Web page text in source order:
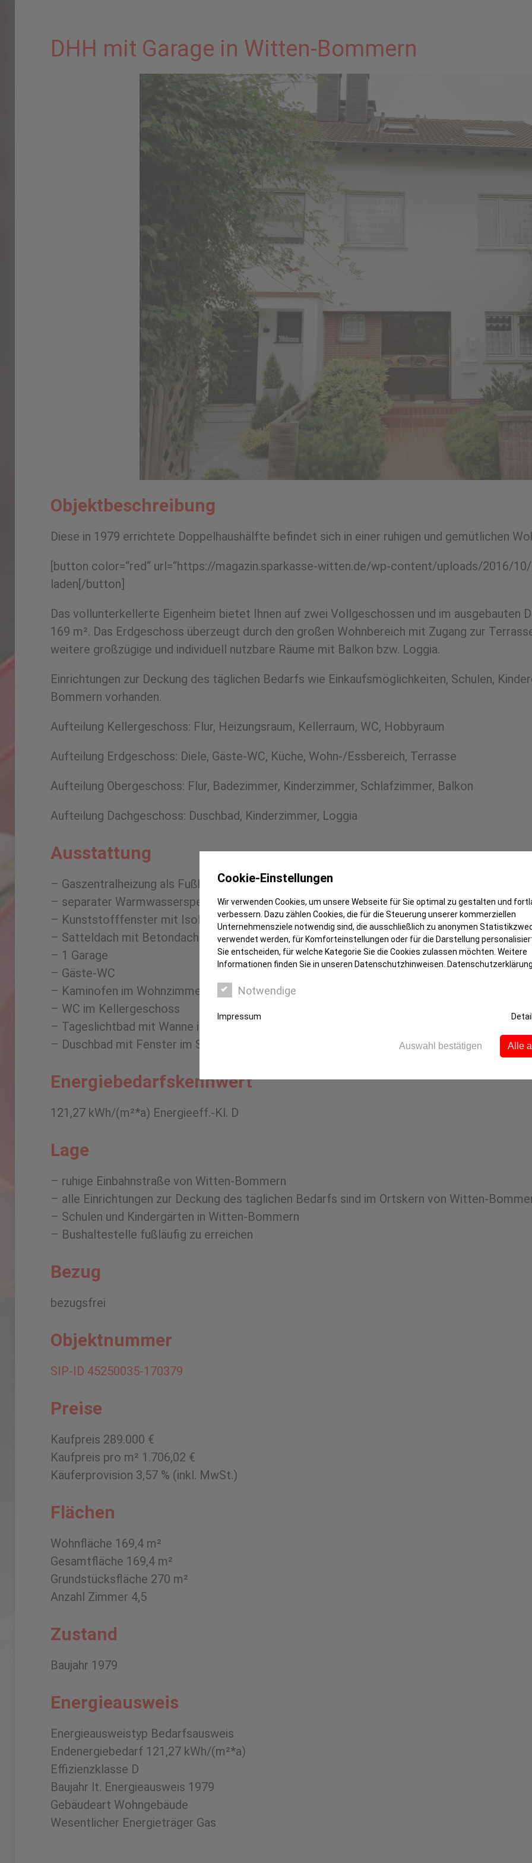
DHH mit Garage in Witten-Bommern
Objektbeschreibung
Diese in 1979 errichtete Doppelhaushälfte befindet sich in einer ruhigen und gemütlichen
[button color=“red“ url=“https://magazin.sparkasse-witten.de/wp-content/uploads/2016/
laden[/button]
Das vollunterkellerte Eigenheim bietet Ihnen auf zwei Vollgeschossen und im ausgebauten
169 m². Das Erdgeschoss überzeugt durch den großen Wohnbereich mit Zugang zur
weitere großzügige und individuell nutzbare Räume mit Balkon bzw. Loggia.
Einrichtungen zur Deckung des täglichen Bedarfs wie Einkaufsmöglichkeiten, Schulen,
Bommern vorhanden.
Aufteilung Kellergeschoss: Flur, Heizungsraum, Kellerraum, WC, Hobbyraum
Aufteilung Erdgeschoss: Diele, Gäste-WC, Küche, Wohn-/Essbereich, Terrasse
Aufteilung Obergeschoss: Flur, Badezimmer, Kinderzimmer, Schlafzimmer, Balkon
Aufteilung Dachgeschoss: Duschbad, Kinderzimmer, Loggia
Ausstattung
– Gaszentralheizung als Fußbodenheizung
– separater Warmwasserspeicher
– Kunststofffenster mit Isolierverglasung
– Satteldach mit Betondachsteineindeckung
– 1 Garage
– Gäste-WC
– Kaminofen im Wohnzimmer
– WC im Kellergeschoss
– Tageslichtbad mit Wanne im Obergeschoss
– Duschbad mit Fenster im Studio
Energiebedarfskennwert
121,27 kWh/(m²*a) Energieeff.-Kl. D
Lage
– ruhige Einbahnstraße von Witten-Bommern
– alle Einrichtungen zur Deckung des täglichen Bedarfs sind im Ortskern von Witten-
– Schulen und Kindergärten in Witten-Bommern
– Bushaltestelle fußläufig zu erreichen
Bezug
bezugsfrei
Objektnummer
SIP-ID 45250035-170379
Preise
Kaufpreis 289.000 €
Kaufpreis pro m² 1.706,02 €
Käuferprovision 3,57 % (inkl. MwSt.)
Flächen
Wohnfläche 169,4 m²
Gesamtfläche 169,4 m²
Grundstücksfläche 270 m²
Anzahl Zimmer 4,5
Zustand
Baujahr 1979
Energieausweis
Energieausweistyp Bedarfsausweis
Endenergiebedarf 121,27 kWh/(m²*a)
Effizienzklasse D
Baujahr lt. Energieausweis 1979
Gebäudeart Wohngebäude
Wesentlicher Energieträger Gas
Cookie-Einstellungen
Wir verwenden Cookies, um unsere Webseite für Sie optimal zu gestalten und
verbessern. Dazu zählen Cookies, die für die Steuerung unserer kommerziellen
Unternehmensziele notwendig sind, die ausschließlich zu anonymen
verwendet werden, für Komforteinstellungen oder für die Darstellung
Sie entscheiden, für welche Kategorie Sie die Cookies zulassen möchten. Weitere
Informationen finden Sie in unseren Datenschutzhinweisen. Datenschutzerklärung
Notwendige
Impressum
Auswahl bestätigen Alle